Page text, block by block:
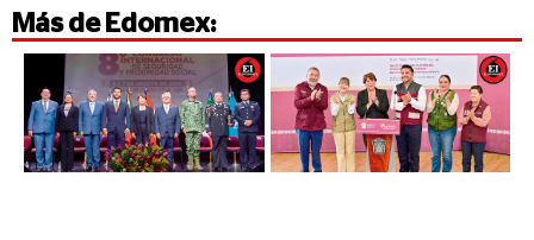
Más de Edomex: